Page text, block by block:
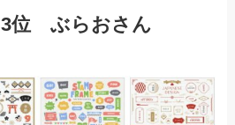
3位 ぶらおさん